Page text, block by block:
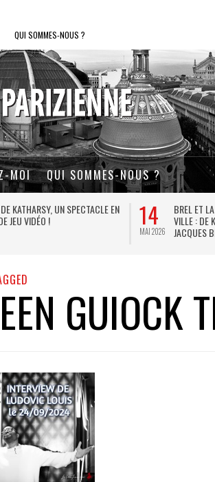
QUI SOMMES-NOUS ?
MOI QUI SOMMES-NOUS ?
KATHARSY, UN SPECTACLE EN
JEU VIDÉO !
14
MAI 2026
BREL ET
VILLE : DE
JACQUES
GUIOCK